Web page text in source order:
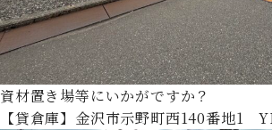
資材置き場等にいかがですか？
【貸倉庫】金沢市示野町西140番地1